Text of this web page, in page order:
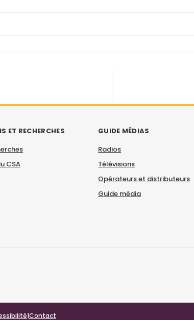
ET RECHERCHES
CSA
GUIDE MÉDIAS
Radios
Télévisions
Opérateurs et distributeurs
Guide média
|Contact